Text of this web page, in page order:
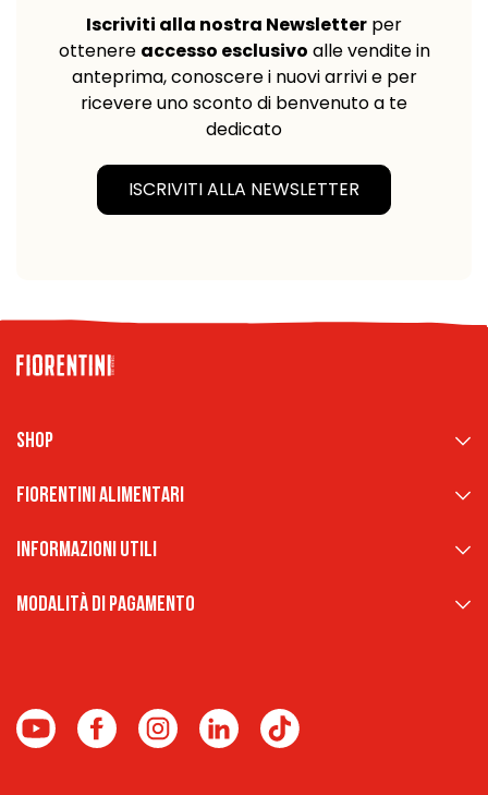
Iscriviti alla nostra Newsletter per
ottenere accesso esclusivo alle vendite in
anteprima, conoscere i nuovi arrivi e per
ricevere uno sconto di benvenuto a te
dedicato
ISCRIVITI ALLA NEWSLETTER
Shop
Fiorentini Alimentari
Informazioni Utili
Modalità di pagamento